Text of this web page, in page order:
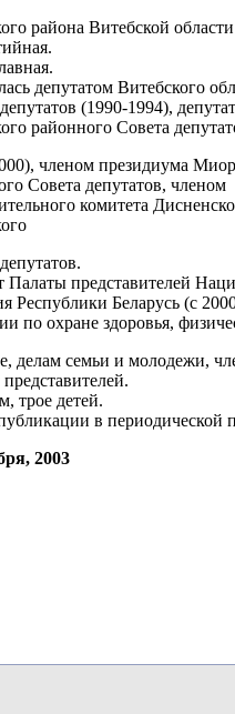
района Витебской
депутатом Витебского
(1990-1994),
районного Совета
членом президиума
Совета депутатов, членом
комитета
Палаты представителей
Республики Беларусь (с
по охране здоровья,
делам семьи и молодежи,
трое детей.
в периодической
2003